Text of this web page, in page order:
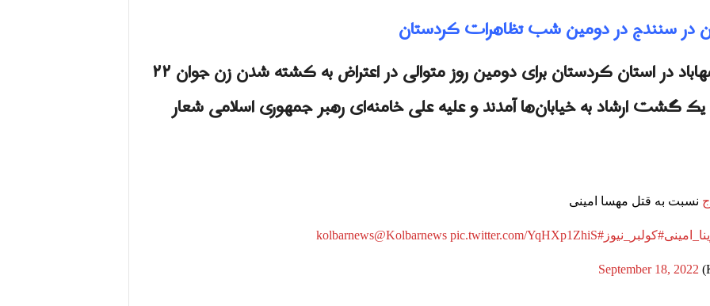
در سنندج در دومین شب تظاهرات کردستان
صدها نفر از شهروندان سنندج و مهاباد در استان کردستان برای دومین روز متوالی در اعتراض به کشته شدن زن جوان ۲۲
گشت ارشاد به خیابان‌ها آمدند و علیه علی خامنه‌ای رهبر جمهوری اسلامی شعار
نسبت به قتل مهسا امینی
#کولبر_نیوز#kolbarnews
@Kolbarnews pic.twitter.com/YqHXp1ZhiS
September 18, 2022